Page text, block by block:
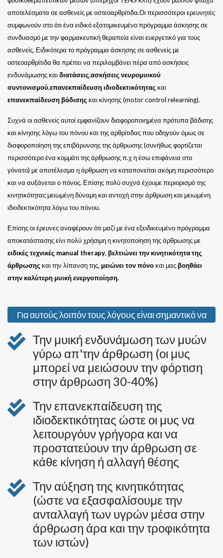
αποτελέσματα σε ασθενείς με οστεοαρθρίτιδα.Οι περισσότεροι ερευνητές
συμφωνούν στο ότι ένα ειδικό εξατομικευμένο πρόγραμμα άσκησης σε
συνδυασμό με την φαρμακευτική θεραπεία είναι ευεργετικό για τους
ασθενείς. Ειδικότερα το πρόγραμμα άσκησης σε ασθενείς με
οστεοαρθρίτιδα θα πρέπει να περιλαμβάνει πέρα από ασκήσεις
ενδυνάμωσης και διατάσεις,ασκήσεις νευρομυικού
συντονισμού,επανεκπαίδευση ιδιοδεκτικότητας και
επανεκπαίδευση βάδισης και κίνησης (motor control relearning).
Συχνά οι ασθενείς αυτοί εμφανίζουν διαφοροποιημένα πρότυπα βάδισης
και κίνησης λόγω του πόνου και της αρθρίτιδας που οδηγούν όμως σε
διαφοροποίηση της επιβάρυνσης της άρθρωσης (συνήθως φορτίζεται
περισσότερο ένα κομμάτι της άρθρωσης π.χ η έσω επιφάνεια στο
γόνατο) με αποτέλεσμα η άρθρωση να καταπονείται ακόμη περισσότερο
και να αυξάνεται ο πόνος. Επίσης πολύ συχνά έχουμε περιορισμό της
κινητικότητας μειωμένη δύναμη και αντοχή στην άρθρωση και μειωμένη
ιδιοδεκτικότητα λόγω του πόνου.
Επίσης οι έρευνες αναφέρουν ότι μαζί με ένα εξειδικευμένο πρόγραμμα
αποκατάστασης είνι πολύ χρήσιμη η κινητοποίηση της άρθρωσης με
ειδικές τεχνικές manual therapy, βελτιώνει την κινητικότητα της
άρθρωσης και την λίπανση της, μειώνει τον πόνοκαι μαςβοηθάει
στην καλύτερη μυική ενεργοποίηση.
Για αυτούς λοιπόν τους λόγους είναι σημαντικό να
σχεδιάσουμε ένα πολυπαραγοντικό πρόγραμμα
άσκησης με στόχους:
Την μυική ενδυνάμωση των μυών
γύρω απ'την άρθρωση (οι μυς
μπορεί να μειώσουν την φόρτιση
στην άρθρωση 30-40%)
Την επανεκπαίδευση της
ιδιοδεκτικότητας ώστε οι μυς να
λειτουργόυν γρήγορα και να
προστατεύουν την άρθρωση σε
κάθε κίνηση ή αλλαγή θέσης
Την αύξηση της κινητικότητας
(ώστε να εξασφαλίσουμε την
ανταλλαγή των υγρών μέσα στην
άρθρωση άρα και την τροφικότητα
των ιστών)